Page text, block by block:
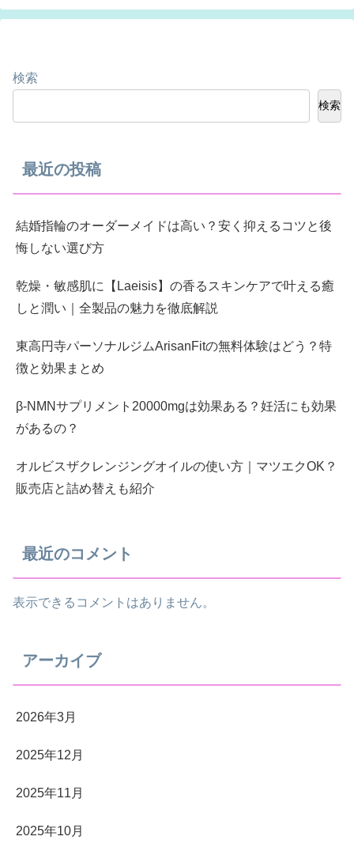
検索
検索
最近の投稿
結婚指輪のオーダーメイドは高い？安く抑えるコツと後
悔しない選び方
乾燥・敏感肌に【Laeisis】の香るスキンケアで叶える癒
しと潤い｜全製品の魅力を徹底解説
東高円寺パーソナルジムArisanFitの無料体験はどう？特
徴と効果まとめ
β-NMNサプリメント20000mgは効果ある？妊活にも効果
があるの？
オルビスザクレンジングオイルの使い方｜マツエクOK？
販売店と詰め替えも紹介
最近のコメント
表示できるコメントはありません。
アーカイブ
2026年3月
2025年12月
2025年11月
2025年10月